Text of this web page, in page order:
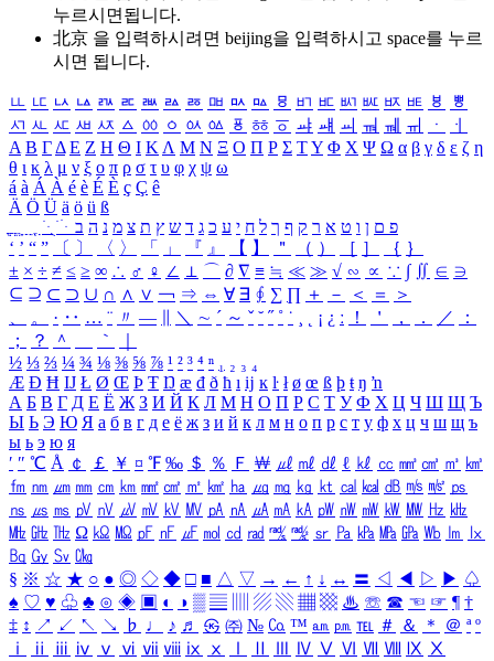
누르시면됩니다.
北京 을 입력하시려면 beijing을 입력하시고 space를 누르
시면 됩니다.
ㅥ ㅦ ㅧ ㅨ ㅩ ㅪ ㅫ ㅬ ㅭ ㅮ ㅯ ㅰ ㅱ ㅲ ㅳ ㅴ ㅵ ㅶ ㅷ ㅸ
ㅹ
ㅺ ㅻ ㅼ ㅽ ㅾ ㅿ ㆀ ㆁ ㆂ ㆃ ㆄ ㆅ ㆆ ㆇ ㆈ ㆉ ㆊ ㆋ ㆌ ㆍ
ㆎ
Α Β ΓΔ Ε Ζ Η Θ Ι ΚΛ Μ Ν Ξ Ο Π Ρ Σ ΤΥ Φ Χ Ψ Ω α β γ δ ε ζ η
θ ι κ λ μ ν ξ ο π ρ σ τ υ φ χ ψ ω
á à Á À é è É È ç Ç ê
Ä Ö Ü ä ö ü ß
ִֶֹ ֻּ ׁׂ פ ם ן ו ט א ר ק ף ך ל ח י ע כ ג ד ש ץ ת צ מ נ ה ב
‘ ’ “ ” 〔 〕 〈 〉 「 」 『 』 【 】 ＂ （ ） ［ ］ ｛ ｝
± × ÷ ≠ ≤ ≥ ∞ ∴ ♂ ♀ ∠ ⊥ ⌒ ∂ ∇ ≡ ≒ ≪ ≫ √ ∽ ∝ ∵ ∫ ∬ ∈ ∋
⊆ ⊇ ⊂ ⊃ ∪ ∩ ∧ ∨ ￢ ⇒ ⇔ ∀ ∃ ∮ ∑ ∏ ＋ － ＜ ＝
＞
、
。 · ‥ … ¨ 〃 ― ＼ ∼ ´ ～ ˇ ˘ ˝ ˚ ˙ ¸ ¡ ¿ ː ！ ＇ ， ． ／
：
；
？ ＾ ｀
½ ⅓ ⅔ ¼ ¾ ⅛ ⅜ ⅝ ⅞ ¹ ² ³ ⁴ ⁿ ₁ ₂ ₃ ₄
Æ Ð Ħ Ĳ Ł Ø Œ Þ Ŧ Ŋ æ đ ð ħ ı ĳ ĸ ŀ ł ø œ ß þ ŧ ŋ ŉ
А Б В Г Д Е Ё Ж З И Й К Л М Н О П Р С Т У Ф Х Ц Ч Ш Щ Ъ
Ы Ь Э Ю Я а б в г д е ё ж з и й к л м н о п р с т у ф х ц ч ш щ ъ
ы ь э ю я
′ ″ ℃ Å ￠ ￡ ￥ ¤ ℉ ‰ ＄ ％ Ｆ ￦ ㎕ ㎖ ㎗ ℓ ㎘ ㏄ ㎣ ㎤ ㎥ ㎦
㎙ ㎚ ㎛ ㎜ ㎝ ㎞ ㎟ ㎠ ㎡ ㎢ ㏊ ㎍ ㎎ ㎏ ㏏ ㎈ ㎉ ㏈ ㎧ ㎨ ㎰
㎱ ㎲ ㎳ ㎴ ㎵ ㎶ ㎷ ㎸ ㎹ ㎀ ㎁ ㎂ ㎃ ㎄ ㎺ ㎻ ㎽ ㎾ ㎿ ㎐ ㎑
㎒ ㎓ ㎔ Ω ㏀ ㏁ ㎊ ㎋ ㎌ ㏖ ㏅ ㎭ ㎮ ㎯ ㏛ ㎩ ㎪ ㎫ ㎬ ㏝ ㏐
㏓
㏃ ㏉ ㏜ ㏆
§ ※ ☆ ★ ○ ● ◎ ◇ ◆ □ ■ △ ▽ → ← ↑ ↓ ↔ 〓 ◁ ◀ ▷ ▶ ♤
♠ ♡ ♥ ♧ ♣ ⊙ ◈ ▣ ◐ ◑ ▒ ▤ ▨ ▧ ▦ ▩ ♨ ☏ ☎ ☜ ☞ ¶ †
‡ ↕ ↗ ↙ ↖ ↘ ♭ ♩ ♪ ♬ ㉿ ㈜ № ㏇ ™ ㏂ ㏘ ℡ ＃ ＆ ＊ ＠ ª º
ⅰ
ⅱ ⅲ ⅳ ⅴ ⅵ ⅶ ⅷ ⅸ ⅹ Ⅳ Ⅴ Ⅵ Ⅶ Ⅷ Ⅸ Ⅹ